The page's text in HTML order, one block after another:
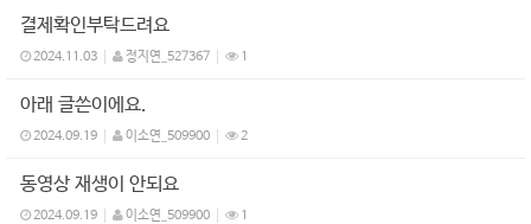
결제확인부탁드려요
2024.11.03 정지연_527367 1
아래 글쓴이에요.
2024.09.19 이소연_509900 2
동영상 재생이 안되요
2024.09.19 이소연_509900 1